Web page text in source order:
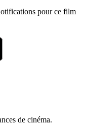
pour ce film
de cinéma.